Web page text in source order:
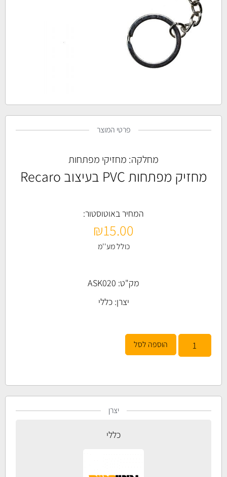
פרטי המוצר
מחלקה: מחזיקי מפתחות
מחזיק מפתחות PVC בעיצוב Recaro
המחיר באוטוסטור:
₪15.00
כולל מע''מ
מק"ט: ASK020
יצרן:כללי
הוספה לסל
יצרן
כללי